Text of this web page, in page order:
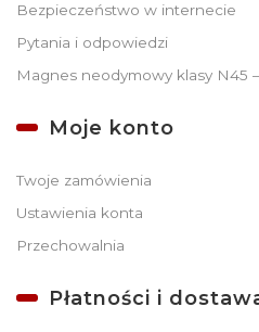
Bezpieczeństwo w internecie
Pytania i odpowiedzi
Magnes neodymowy klasy N45
Moje konto
Twoje zamówienia
Ustawienia konta
Przechowalnia
Płatności i